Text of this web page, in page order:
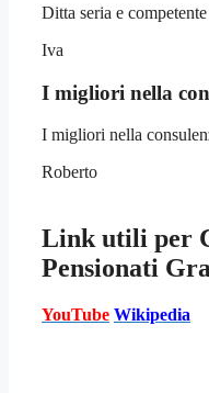
Ditta seria e competente
Iva
I migliori nella
I migliori nella
Roberto
Link utili per
Pensionati
YouTube Wikipedia